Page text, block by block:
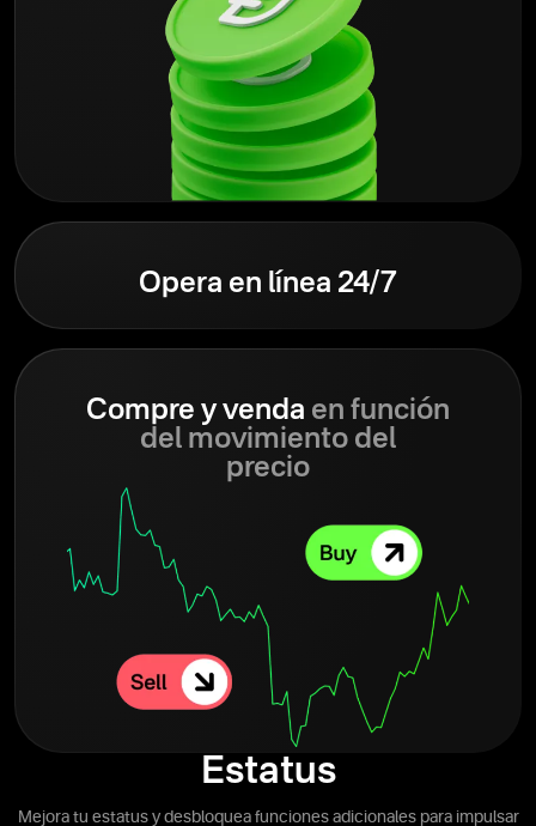
Opera en línea 24/7
Compre y venda en función
del movimiento del
precio
Estatus
Mejora tu estatus y desbloquea funciones adicionales para impulsar